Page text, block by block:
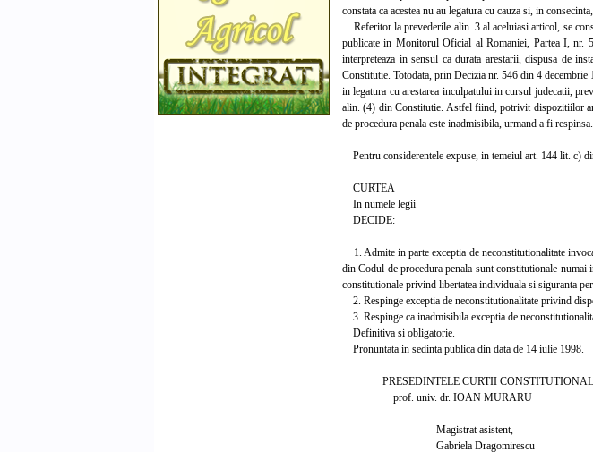
constata ca acestea nu au legatura cu cauza si, in
Referitor la prevederile alin. 3 al aceluiasi articol, se
publicate in Monitorul Oficial al Romaniei, Partea I, nr.
interpreteaza in sensul ca durata arestarii, dispusa de
Constitutie. Totodata, prin Decizia nr. 546 din 4
in legatura cu arestarea inculpatului in cursul judecatii,
alin. (4) din Constitutie. Astfel fiind, potrivit dispozitiilor
de procedura penala este inadmisibila, urmand a fi respinsa.
Pentru considerentele expuse, in temeiul art. 144 lit. c)
CURTEA
In numele legii
DECIDE:
1. Admite in parte exceptia de neconstitutionalitate
din Codul de procedura penala sunt constitutionale
constitutionale privind libertatea individuala si siguranta
2. Respinge exceptia de neconstitutionalitate privind
3. Respinge ca inadmisibila exceptia de
Definitiva si obligatorie.
Pronuntata in sedinta publica din data de 14 iulie 1998.
PRESEDINTELE CURTII
prof. univ. dr. IOAN MURARU
Magistrat asistent,
Gabriela Dragomirescu